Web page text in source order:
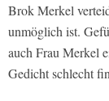
Brok Merkel
unmöglich ist.
auch Frau Merkel
Gedicht schlecht